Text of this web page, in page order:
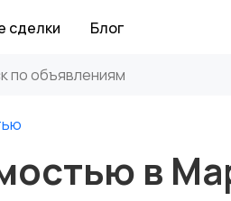
сделки Блог
в